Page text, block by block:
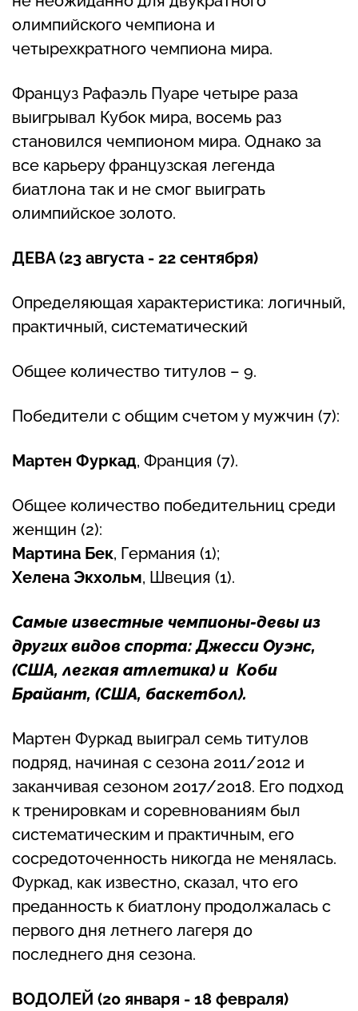
олимпийского чемпиона и
четырехкратного чемпиона мира.
Француз Рафаэль Пуаре четыре раза
выигрывал Кубок мира, восемь раз
становился чемпионом мира. Однако за
все карьеру французская легенда
биатлона так и не смог выиграть
олимпийское золото.
ДЕВА (23 августа - 22 сентября)
Определяющая характеристика: логичный,
практичный, систематический
Общее количество титулов – 9.
Победители с общим счетом у мужчин (7):
Мартен Фуркад, Франция (7).
Общее количество победительниц среди
женщин (2):
Мартина Бек, Германия (1);
Хелена Экхольм, Швеция (1).
Самые известные чемпионы-девы из
других видов спорта: Джесси Оуэнс,
(США, легкая атлетика) и Коби
Брайант, (США, баскетбол).
Мартен Фуркад выиграл семь титулов
подряд, начиная с сезона 2011/2012 и
заканчивая сезоном 2017/2018. Его подход
к тренировкам и соревнованиям был
систематическим и практичным, его
сосредоточенность никогда не менялась.
Фуркад, как известно, сказал, что его
преданность к биатлону продолжалась с
первого дня летнего лагеря до
последнего дня сезона.
ВОДОЛЕЙ (20 января - 18 февраля)